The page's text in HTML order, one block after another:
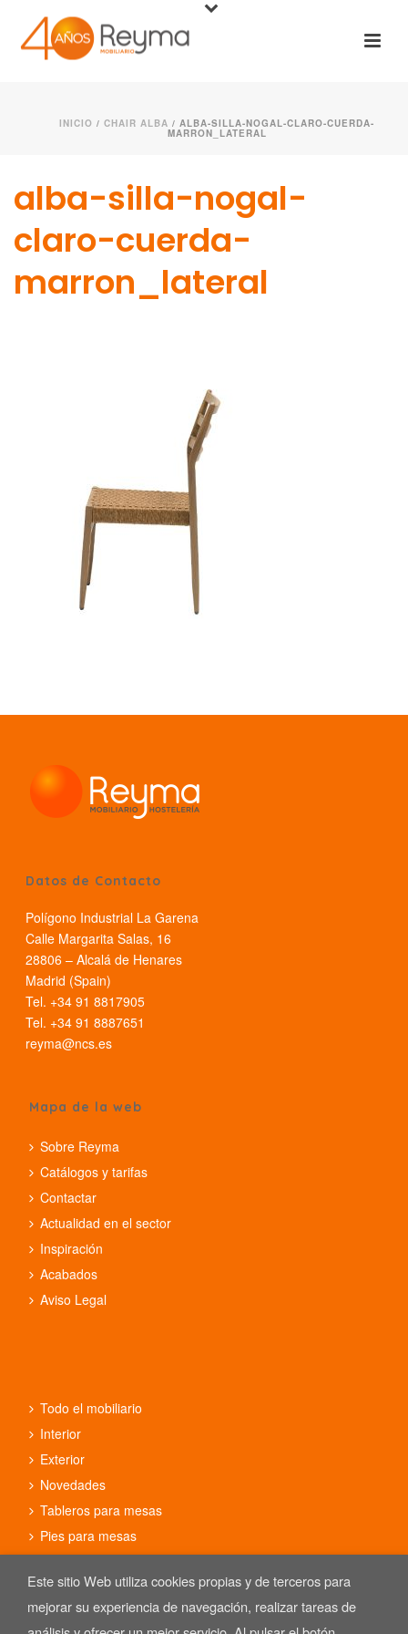
INICIO / CHAIR ALBA / ALBA-SILLA-NOGAL-CLARO-CUERDA-
MARRON_LATERAL
alba-silla-nogal-
claro-cuerda-
marron_lateral
Datos de Contacto
Polígono Industrial La Garena
Calle Margarita Salas, 16
28806 – Alcalá de Henares
Madrid (Spain)
Tel. +34 91 8817905
Tel. +34 91 8887651
reyma@ncs.es
Mapa de la web
Sobre Reyma
Catálogos y tarifas
Contactar
Actualidad en el sector
Inspiración
Acabados
Aviso Legal
Todo el mobiliario
Interior
Exterior
Novedades
Tableros para mesas
Pies para mesas
Este sitio Web utiliza cookies propias y de terceros para
mejorar su experiencia de navegación, realizar tareas de